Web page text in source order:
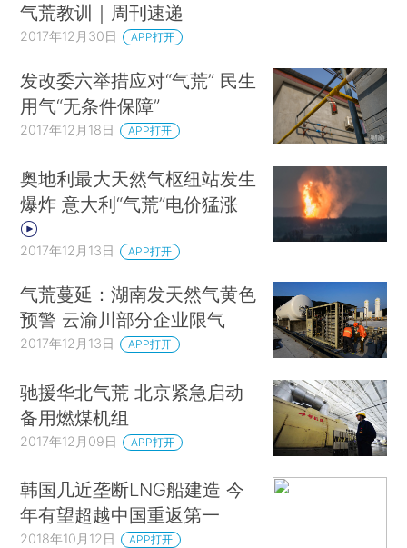
气荒教训｜周刊速递
2017年12月30日 APP打开
发改委六举措应对“气荒” 民生
用气“无条件保障”
2017年12月18日 APP打开
奥地利最大天然气枢纽站发生
爆炸 意大利“气荒”电价猛涨
2017年12月13日 APP打开
气荒蔓延：湖南发天然气黄色
预警 云渝川部分企业限气
2017年12月13日 APP打开
驰援华北气荒 北京紧急启动
备用燃煤机组
2017年12月09日 APP打开
韩国几近垄断LNG船建造 今
年有望超越中国重返第一
2018年10月12日 APP打开